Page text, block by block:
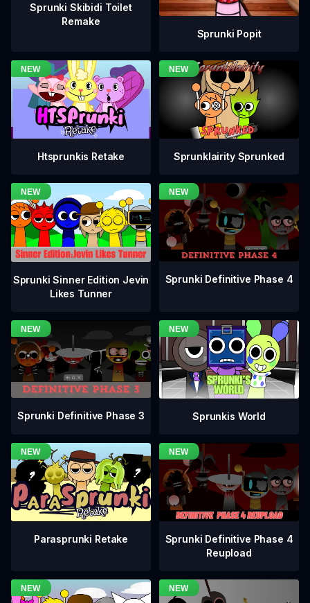
Sprunki Skibidi Toilet
Remake
Sprunki Popit
Htsprunkis Retake Sprunklairity Sprunked
Sprunki Sinner Edition Jevin
Likes Tunner
Sprunki Definitive Phase 4
Sprunki Definitive Phase 3 Sprunkis World
Parasprunki Retake
Sprunki Definitive Phase 4
Reupload